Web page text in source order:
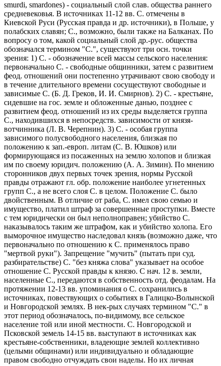
smurdi, smardones) - социальный слой слав. общества раннего
средневековья. В источниках 11-12 вв. С. отмечены в
Киевской Руси (Русская правда и др. источники), в Польше, у
полабских славян; С., возможно, были также на Балканах. По
вопросу о том, какой социальный слой др.-рус. общества
обозначался термином "С.", существуют три осн. точки
зрения: 1) С. - обозначение всей массы сельского населения:
первоначально С. - свободные общинники, затем с развитием
феод. отношений они постепенно утрачивают свою свободу и
в течение длительного времени сосуществуют свободные и
зависимые С. (Б. Д. Греков, И. И. Смирнов). 2) С. - крестьяне,
сидевшие на гос. земле и обложенные данью, позднее с
развитием феод. отношений из их среды выделяется группа
С., находившихся в непосредств. зависимости от князя-
вотчинника (Л. В. Черепнин). 3) С. - особая группа
зависимого полусвободного населения, близкая по
положению к зап.-европ. литам (С. В. Юшков) или
формирующаяся из посаженных на землю холопов и близкая
им по своему юридич. положению (А. А. Зимин). По мнению
сторонников двух первых точек зрения, нормы Русской
правды отражают гл. обр. положение наиболее угнетенных
групп С., а не всего слоя С. в целом. Положение С. было
двойственным. В отличие от раба, С. имел свою семью и
имущество, платил штраф за совершенные проступки. Вместе
с тем юридически он был неполноправен; убийство С.
наказывалось таким же штрафом, как и убийство холопа. Его
выморочное имущество наследовал князь (возможно даже, что
первоначально по отношению к С. применялось право
"мертвой руки"). Запрещение "мучить" (пытать при суд.
разбирательстве) С. "без княжа слова" указывает на особое
отношение С. Русской правды к князю. С нач. 12 в. земли,
населенные С., передаются в собственность отд. феодалам. На
протяжении 12-13 вв. упоминания о С. сохранились в
источниках, повествующих о событиях в Галицко-Волынской
и Новгородской землях. В нек-рых случаях термином "С." в
этот период обозначалось, по-видимому, все сельское
население той или иной местности. С. Новгородской и
Псковской земель 14-15 вв. выступают в источниках как
крестьяне-собственники, владеющие землей коллективно
(целыми общинами) или индивидуально и обладающие
правом свободно отчуждать свои наделы. Но их личная